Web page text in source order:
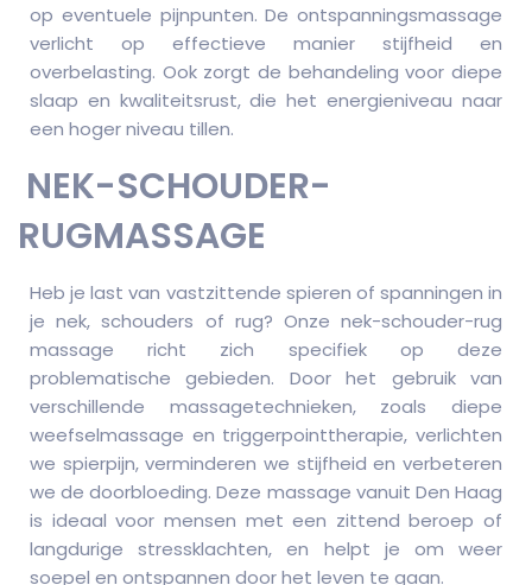
op eventuele pijnpunten. De ontspanningsmassage
verlicht op effectieve manier stijfheid en
overbelasting. Ook zorgt de behandeling voor diepe
slaap en kwaliteitsrust, die het energieniveau naar
een hoger niveau tillen.
NEK-SCHOUDER-
RUGMASSAGE
Heb je last van vastzittende spieren of spanningen in
je nek, schouders of rug? Onze nek-schouder-rug
massage richt zich specifiek op deze
problematische gebieden. Door het gebruik van
verschillende massagetechnieken, zoals diepe
weefselmassage en triggerpointtherapie, verlichten
we spierpijn, verminderen we stijfheid en verbeteren
we de doorbloeding. Deze massage vanuit Den Haag
is ideaal voor mensen met een zittend beroep of
langdurige stressklachten, en helpt je om weer
soepel en ontspannen door het leven te gaan.